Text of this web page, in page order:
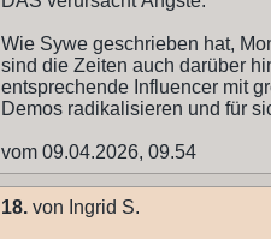
Wie Sywe geschrieben hat,
sind die Zeiten auch darüber
entsprechende Influencer mit
Demos radikalisieren und für
vom 09.04.2026, 09.54
18. von Ingrid S.